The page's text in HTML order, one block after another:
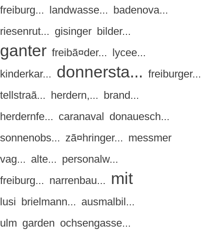
freiburg... landwasse... badenova...
riesenrut... gisinger bilder...
ganter freibã¤der... lycee...
kinderkar... donnersta... freiburger...
tellstraã... herdern,... brand...
herdernfe... caranaval donauesch...
sonnenobs... zã¤hringer... messmer
vag... alte... personalw...
freiburg... narrenbau... mit
lusi brielmann... ausmalbil...
ulm garden ochsengasse...